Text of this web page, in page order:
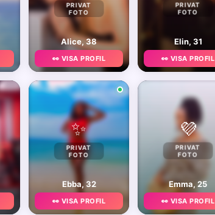
PRIVAT
FOTO
Alice, 38
👀 VISA PROFIL
PRIVAT
FOTO
Elin, 31
👀 VISA PROFIL
✨
PRIVAT
FOTO
Ebba, 32
👀 VISA PROFIL
💜
PRIVAT
FOTO
Emma, 25
👀 VISA PROFIL